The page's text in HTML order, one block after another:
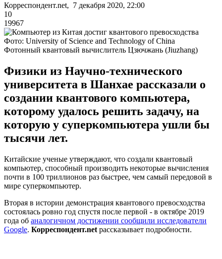
Корреспондент.net, 7 декабря 2020, 22:00
10
19967
Фото: University of Science and Technology of China
Фотонный квантовый вычислитель Цзючжань (Jiuzhang)
Физики из Научно-технического
университета в Шанхае рассказали о
создании квантового компьютера,
которому удалось решить задачу, на
которую у суперкомпьютера ушли бы
тысячи лет.
Китайские ученые утверждают, что создали квантовый
компьютер, способный производить некоторые вычисления
почти в 100 триллионов раз быстрее, чем самый передовой в
мире суперкомпьютер.
Вторая в истории демонстрация квантового превосходства
состоялась ровно год спустя после первой - в октябре 2019
года об аналогичном достижении сообщили исследователи
Google. Корреспондент.net рассказывает подробности.